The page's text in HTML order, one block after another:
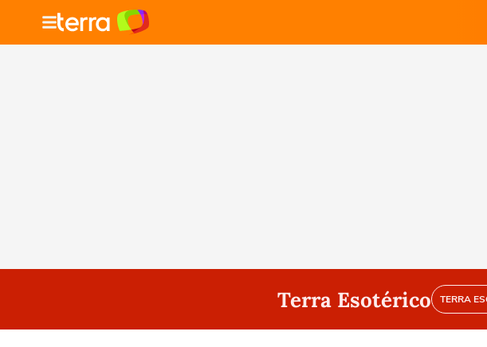
Terra Esotérico TERRA